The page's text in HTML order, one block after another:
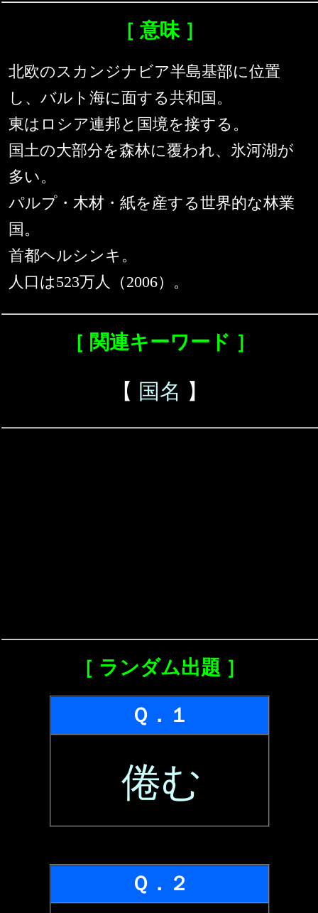
［ 意味 ］
北欧のスカンジナビア半島基部に位置
し、バルト海に面する共和国。
東はロシア連邦と国境を接する。
国土の大部分を森林に覆われ、氷河湖が
多い。
パルプ・木材・紙を産する世界的な林業
国。
首都ヘルシンキ。
人口は523万人（2006）。
［ 関連キーワード ］
【 国名 】
［ ランダム出題 ］
Ｑ．１
倦む
Ｑ．２